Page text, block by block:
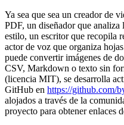
Ya sea que sea un creador de
PDF, un diseñador que analiza
estilo, un escritor que recopila
actor de voz que organiza
puede convertir imágenes de
CSV, Markdown o texto sin
(licencia MIT), se desarrolla
GitHub en https://github.com/
alojados a través de la
proyecto para obtener enlaces